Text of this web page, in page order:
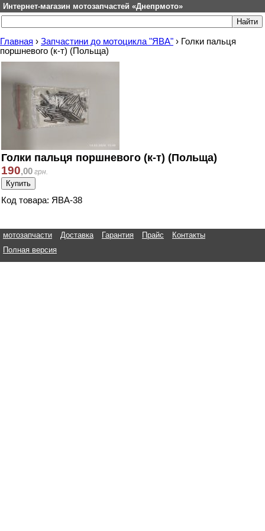
Интернет-магазин мотозапчастей «Днепрмото»
Главная › Запчастини до мотоцикла "ЯВА" › Голки пальця
поршневого (к-т) (Польща)
Голки пальця поршневого (к-т) (Польща)
190,00 грн.
Код товара: ЯВА-38
мотозапчасти Доставка Гарантия Прайс
Контакты
Полная версия